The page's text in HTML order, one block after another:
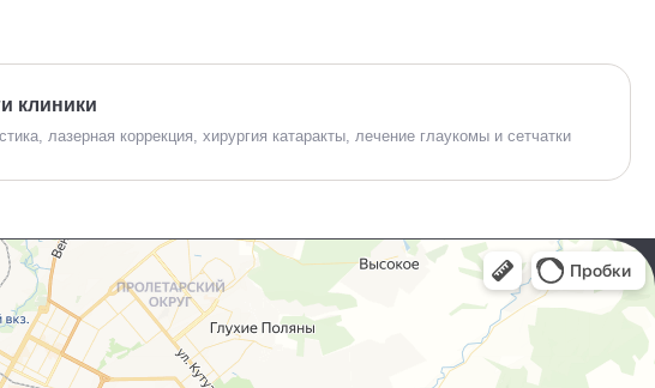
клиники
лазерная коррекция, хирургия катаракты, лечение глаукомы и сетчатки